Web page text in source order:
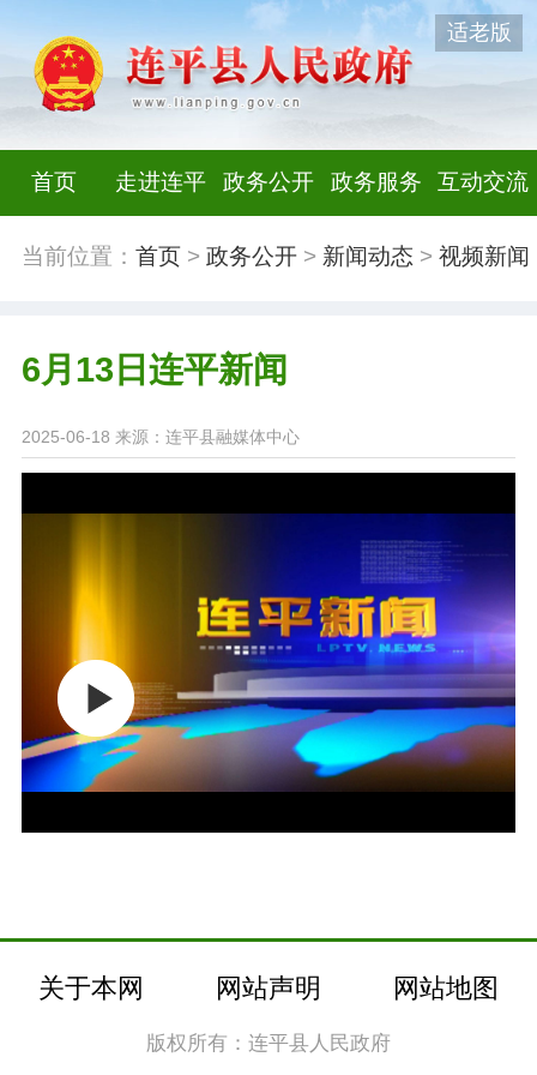
适老版
首页 走进连平 政务公开 政务服务 互动交流
当前位置： 首页> 政务公开> 新闻动态 > 视频新闻
6月13日连平新闻
2025-06-18 来源：连平县融媒体中心
关于本网 网站声明 网站地图
版权所有：连平县人民政府